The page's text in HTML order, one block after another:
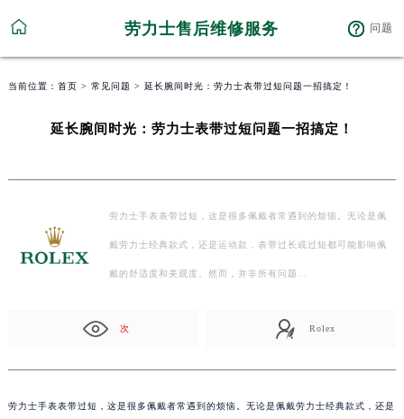
劳力士售后维修服务 问题
当前位置： 首页 > 常见问题 > 延长腕间时光：劳力士表带过短问题一招搞定！
延长腕间时光：劳力士表带过短问题一招搞定！
劳力士手表表带过短，这是很多佩戴者常遇到的烦恼。无论是佩
戴劳力士经典款式，还是运动款，表带过长或过短都可能影响佩
戴的舒适度和美观度。然而，并非所有问题…
次 Rolex
劳力士手表表带过短，这是很多佩戴者常遇到的烦恼。无论是佩戴劳力士经典款式，还是